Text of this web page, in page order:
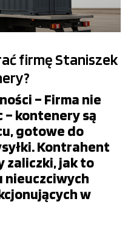
firmę Staniszek
– Firma nie
kontenery są
gotowe do
Kontrahent
zaliczki, jak to
nieuczciwych
w